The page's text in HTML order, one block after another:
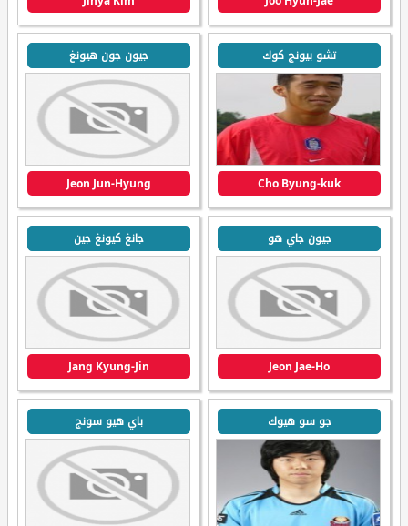
تشو بيونج كوك
Cho Byung-kuk
جيون جون هيونغ
Jeon Jun-Hyung
جيون جاي هو
Jeon Jae-Ho
جانغ كيونغ جين
Jang Kyung-Jin
جو سو هيوك باي هيو سونج